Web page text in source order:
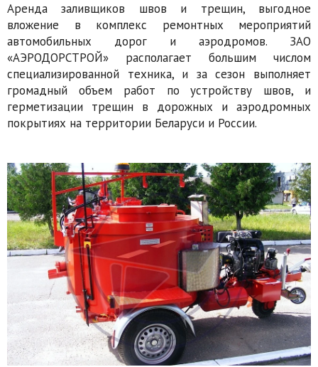
Аренда заливщиков швов и трещин, выгодное
вложение в комплекс ремонтных мероприятий
автомобильных дорог и аэродромов. ЗАО
«АЭРОДОРСТРОЙ» располагает большим числом
специализированной техника, и за сезон выполняет
громадный объем работ по устройству швов, и
герметизации трещин в дорожных и аэродромных
покрытиях на территории Беларуси и России.